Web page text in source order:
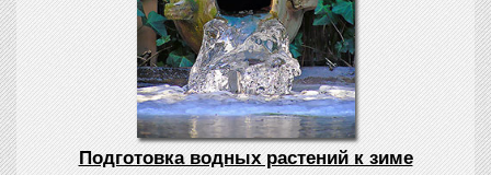
Подготовка водных растений к зиме